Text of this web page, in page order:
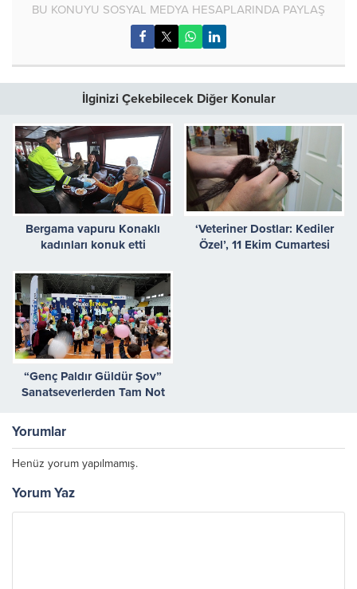
BU KONUYU SOSYAL MEDYA HESAPLARINDA PAYLAŞ
İlginizi Çekebilecek Diğer Konular
Bergama vapuru Konaklı
kadınları konuk etti
‘Veteriner Dostlar: Kediler
Özel’, 11 Ekim Cumartesi
“Genç Paldır Güldür Şov”
Sanatseverlerden Tam Not
Yorumlar
Henüz yorum yapılmamış.
Yorum Yaz